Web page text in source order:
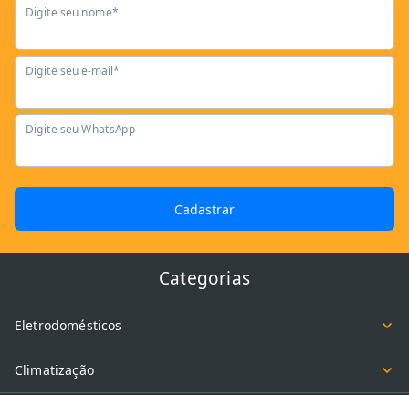
Digite seu nome*
Digite seu e-mail*
Digite seu WhatsApp
Cadastrar
Categorias
Eletrodomésticos
Climatização